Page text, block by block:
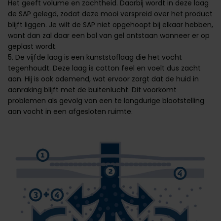
Het geeft volume en zachtheid. Daarbij wordt in deze laag
de SAP gelegd, zodat deze mooi verspreid over het product
blijft liggen. Je wilt de SAP niet opgehoopt bij elkaar hebben,
want dan zal daar een bol van gel ontstaan wanneer er op
geplast wordt.
5. De vijfde laag is een kunststoflaag die het vocht
tegenhoudt. Deze laag is cotton feel en voelt dus zacht
aan. Hij is ook ademend, wat ervoor zorgt dat de huid in
aanraking blijft met de buitenlucht. Dit voorkomt
problemen als gevolg van een te langdurige blootstelling
aan vocht in een afgesloten ruimte.